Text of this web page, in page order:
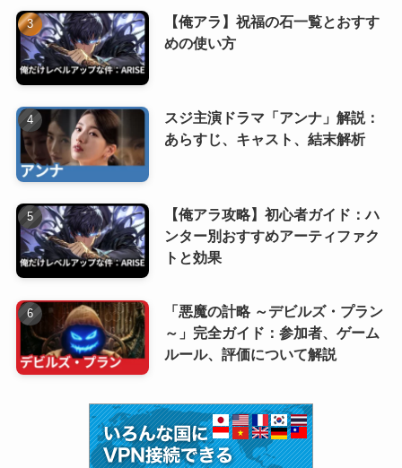
【俺アラ】祝福の石一覧とおすす
めの使い方
スジ主演ドラマ「アンナ」解説：
あらすじ、キャスト、結末解析
【俺アラ攻略】初心者ガイド：ハ
ンター別おすすめアーティファク
トと効果
「悪魔の計略 ～デビルズ・プラン
～」完全ガイド：参加者、ゲーム
ルール、評価について解説